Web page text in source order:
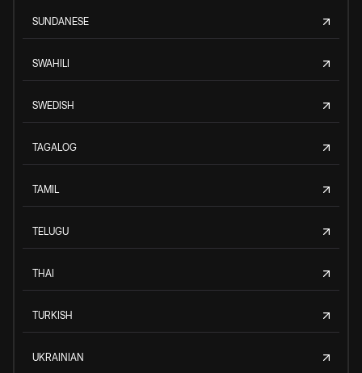
SUNDANESE
SWAHILI
SWEDISH
TAGALOG
TAMIL
TELUGU
THAI
TURKISH
UKRAINIAN